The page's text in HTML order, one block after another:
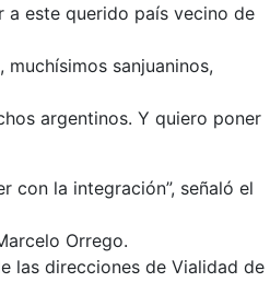
a este querido país vecino de
sanjuaninos,
argentinos. Y quiero poner
con la integración”, señaló el
Orrego.
las direcciones de Vialidad de